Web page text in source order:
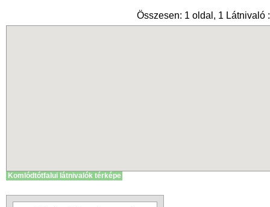
Összesen: 1 oldal, 1 Látnivaló :
Komlódtótfalui látnivalók térképe